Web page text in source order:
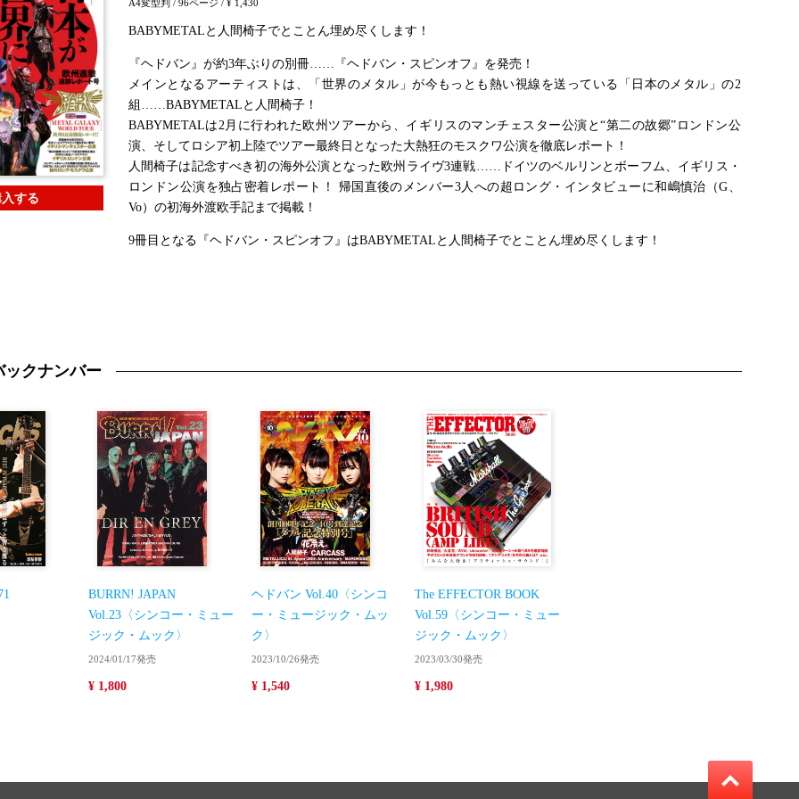
する
A4変型判 / 96ページ / ¥ 1,430
BABYMETALと人間椅子でとことん埋め尽くします！
『ヘドバン』が約3年ぶりの別冊……『ヘドバン・スピンオフ』を発売！
メインとなるアーティストは、「世界のメタル」が今もっとも熱い視線を送っている「日本のメタル」の2
組……BABYMETALと人間椅子！
BABYMETALは2月に行われた欧州ツアーから、イギリスのマンチェスター公演と“第二の故郷”ロンドン公
演、そしてロシア初上陸でツアー最終日となった大熱狂のモスクワ公演を徹底レポート！
人間椅子は記念すべき初の海外公演となった欧州ライヴ3連戦……ドイツのベルリンとボーフム、イギリス・
ロンドン公演を独占密着レポート！ 帰国直後のメンバー3人への超ロング・インタビューに和嶋慎治（G、
Vo）の初海外渡欧手記まで掲載！
9冊目となる『ヘドバン・スピンオフ』はBABYMETALと人間椅子でとことん埋め尽くします！
ックナンバー
BURRN! JAPAN
Vol.23〈シンコー・ミュー
ジック・ムック〉
2024/01/17発売
¥ 1,800
ヘドバン Vol.40〈シンコ
ー・ミュージック・ムッ
ク〉
2023/10/26発売
¥ 1,540
The EFFECTOR BOOK
Vol.59〈シンコー・ミュー
ジック・ムック〉
2023/03/30発売
¥ 1,980